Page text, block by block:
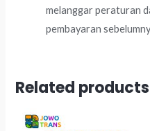
melanggar peraturan
pembayaran
Related products